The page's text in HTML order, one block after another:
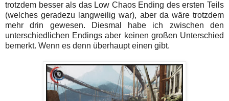
trotzdem besser als das Low Chaos Ending des ersten Teils
(welches geradezu langweilig war), aber da wäre trotzdem
mehr drin gewesen. Diesmal habe ich zwischen den
unterschiedlichen Endings aber keinen großen Unterschied
bemerkt. Wenn es denn überhaupt einen gibt.